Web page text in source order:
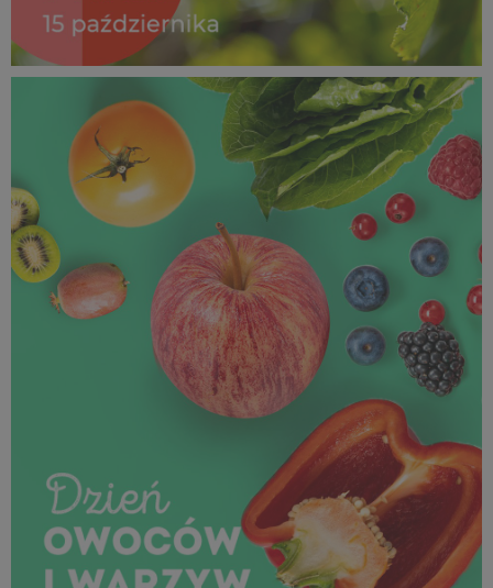
Dzień Owoców i Warzyw_15 październik 2025 (3).jpg
920 KB